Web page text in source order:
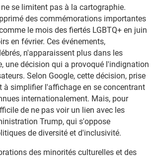
se limitent pas à la cartographie.
des commémorations importantes
le mois des fiertés LGBTQ+ en juin
en février. Ces événements,
n'apparaissent plus dans les
une décision qui a provoqué l'indignation
Selon Google, cette décision, prise
à simplifier l'affichage en se concentrant
internationalement. Mais, pour
de ne pas voir un lien avec les
Trump, qui s'oppose
de diversité et d'inclusivité.
des minorités culturelles et des